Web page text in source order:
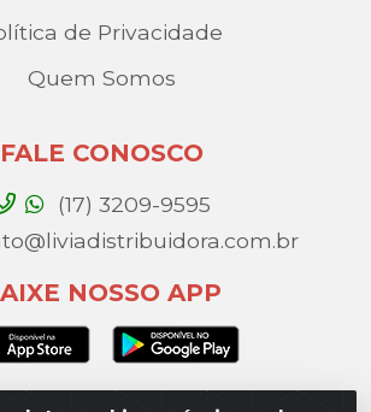
de Privacidade
Quem Somos
FALE CONOSCO
(17) 3209-9595
NOSSO APP